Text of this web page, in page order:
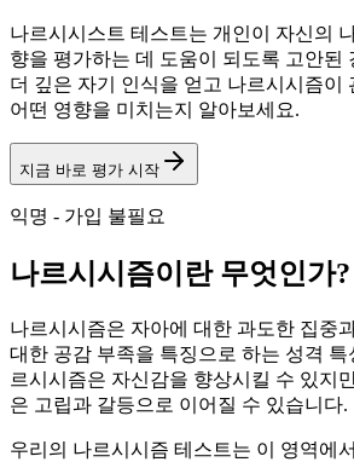
나르시시스트 테스트는 개인이 자신의
향을 평가하는 데 도움이 되도록 고안된
더 깊은 자기 인식을 얻고 나르시시즘이
어떤 영향을 미치는지 알아보세요.
지금 바로 평가 시작
익명 - 가입 불필요
나르시시즘이란 무엇인가?
나르시시즘은 자아에 대한 과도한 집중
대한 공감 부족을 특징으로 하는 성격
르시시즘은 자신감을 향상시킬 수 있지
은 고립과 갈등으로 이어질 수 있습니다.
우리의 나르시시즘 테스트는 이 영역에